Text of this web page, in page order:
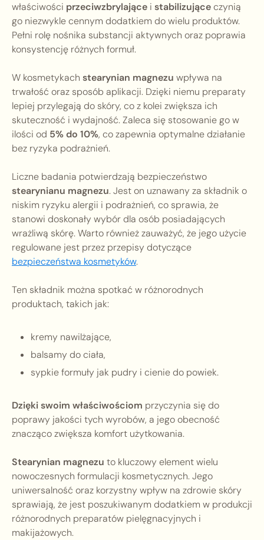
właściwości przeciwzbrylające i stabilizująceczynią
go niezwykle cennym dodatkiem do wielu produktów.
Pełni rolę nośnika substancji aktywnych oraz poprawia
konsystencję różnych formuł.
W kosmetykach stearynian magnezu wpływa na
trwałość oraz sposób aplikacji. Dzięki niemu preparaty
lepiej przylegają do skóry, co z kolei zwiększa ich
skuteczność i wydajność. Zaleca się stosowanie go w
ilości od 5% do 10%, co zapewnia optymalne działanie
bez ryzyka podrażnień.
Liczne badania potwierdzają bezpieczeństwo
stearynianu magnezu. Jest on uznawany za składnik o
niskim ryzyku alergii i podrażnień, co sprawia, że
stanowi doskonały wybór dla osób posiadających
wrażliwą skórę. Warto również zauważyć, że jego użycie
regulowane jest przez przepisy dotyczące
bezpieczeństwa kosmetyków.
Ten składnik można spotkać w różnorodnych
produktach, takich jak:
kremy nawilżające,
balsamy do ciała,
sypkie formuły jak pudry i cienie do powiek.
Dzięki swoim właściwościom przyczynia się do
poprawy jakości tych wyrobów, a jego obecność
znacząco zwiększa komfort użytkowania.
Stearynian magnezu to kluczowy element wielu
nowoczesnych formulacji kosmetycznych. Jego
uniwersalność oraz korzystny wpływ na zdrowie skóry
sprawiają, że jest poszukiwanym dodatkiem w produkcji
różnorodnych preparatów pielęgnacyjnych i
makijażowych.